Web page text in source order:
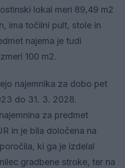
lokal meri 89,49 m2
ima točilni pult, stole in
najema je tudi
100 m2.
najemnika za dobo pet
do 31. 3. 2028.
za predmet
in je bila določena na
ki ga je izdelal
gradbene stroke, ter na